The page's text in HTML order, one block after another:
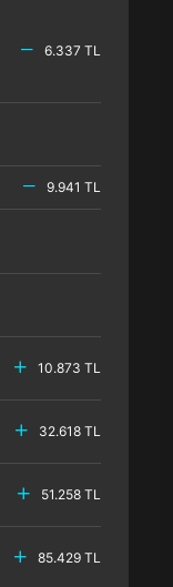
6.337 TL
9.941 TL
10.873 TL
32.618 TL
51.258 TL
85.429 TL